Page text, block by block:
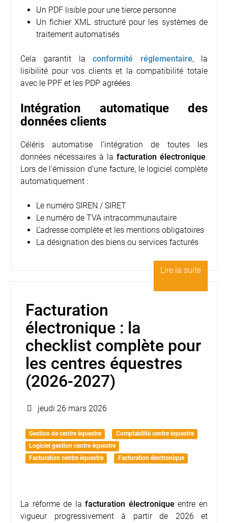
Un PDF lisible pour une tierce personne
Un fichier XML structuré pour les systèmes de
traitement automatisés
Cela garantit laconformité réglementaire, la
lisibilité pour vos clients et la compatibilité totale
avec le PPF et les PDP agréées.
Intégration automatique des
données clients
Céléris automatise l’intégration de toutes les
données nécessaires à la facturation électronique.
Lors de l’émission d’une facture, le logiciel complète
automatiquement :
Le numéro SIREN / SIRET
Le numéro de TVA intracommunautaire
L’adresse complète et les mentions obligatoires
La désignation des biens ou services facturés
Lire la suite
Facturation
électronique : la
checklist complète pour
les centres équestres
(2026-2027)
jeudi 26 mars 2026
Gestion de centre équestre
Comptabilité centre équestre
Logiciel gestion centre équestre
Facturation centre équestre
Facturation électronique
La réforme de lafacturation électronique entre en
vigueur progressivement à partir de 2026 et